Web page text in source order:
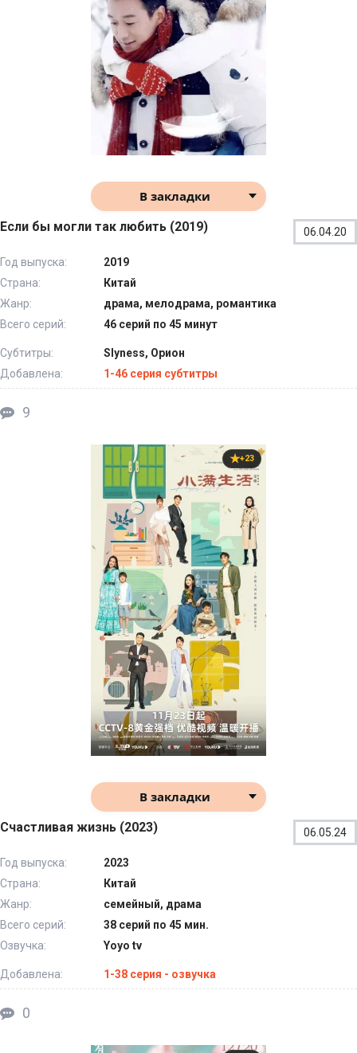
В закладки
Если бы могли так любить (2019) 06.04.20
Год выпуска:
2019
Страна:
Китай
Жанр:
драма, мелодрама, романтика
Всего серий:
46 серий по 45 минут
Субтитры:
Slyness, Орион
Добавлена:
1-46 серия субтитры
9
+23
В закладки
Счастливая жизнь (2023) 06.05.24
Год выпуска:
2023
Страна:
Китай
Жанр:
семейный, драма
Всего серий:
38 серий по 45 мин.
Озвучка:
Yoyo tv
Добавлена: 1-38 серия - озвучка
0